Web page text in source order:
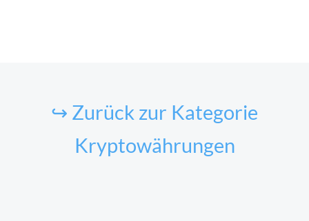
↪ Zurück zur Kategorie
Kryptowährungen